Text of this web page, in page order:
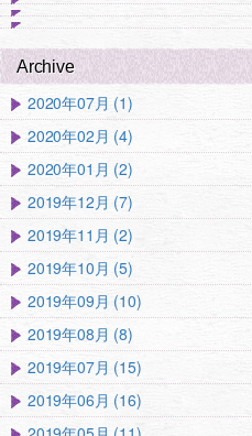
Archive
2020年07月 (1)
2020年02月 (4)
2020年01月 (2)
2019年12月 (7)
2019年11月 (2)
2019年10月 (5)
2019年09月 (10)
2019年08月 (8)
2019年07月 (15)
2019年06月 (16)